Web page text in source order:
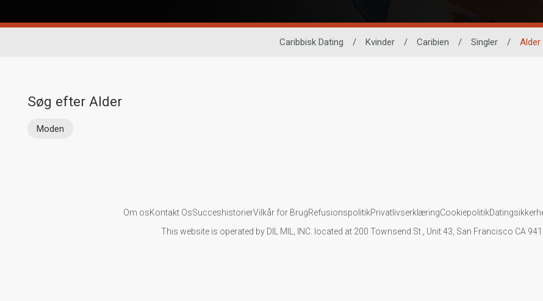
Caribbisk Dating / Kvinder / Caribien / Singler / Alder
Søg efter Alder
Moden
Om osKontakt OsSucceshistorierVilkår for BrugRefusionspolitikPrivatlivserklæringCookiepolitik
This website is operated by DIL MIL, INC. located at 200 Townsend St., Unit 43, San Francisco CA